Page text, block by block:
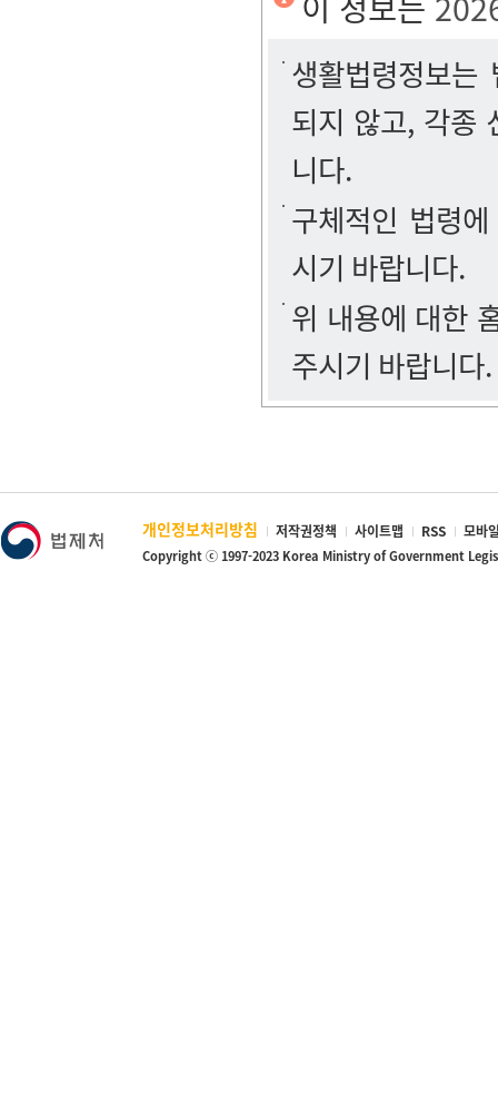
생활법령정보
되지 않고, 각종
니다.
구체적인 법령
시기 바랍니다.
위 내용에 대한
주시기 바랍니다.
개인정보처리방침 저작권정책 사이트맵 RSS 모바
Copyright ⓒ 1997-2023 Korea Ministry of Government